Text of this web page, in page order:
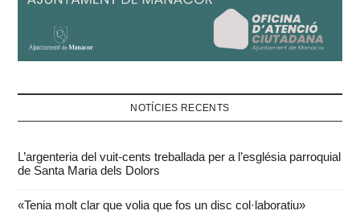
NOTÍCIES RECENTS
L’argenteria del vuit-cents treballada per a l’església parroquial
de Santa Maria dels Dolors
«Tenia molt clar que volia que fos un disc col·laboratiu»